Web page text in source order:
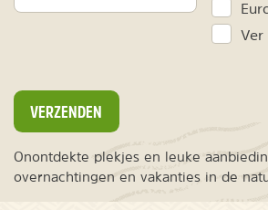
Ver
VERZENDEN
Onontdekte plekjes en leuke
overnachtingen en vakanties in de